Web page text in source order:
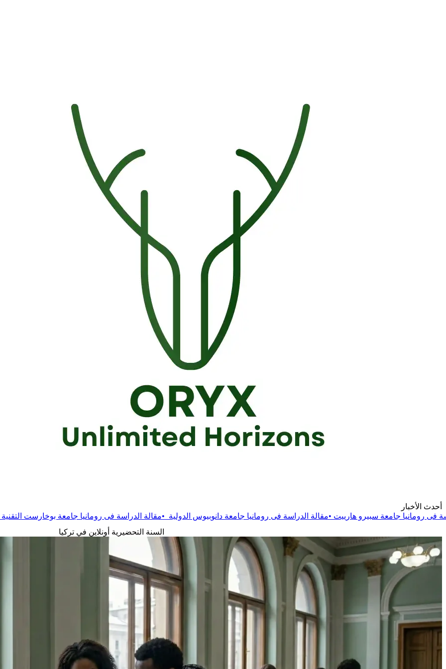
أحدث الأخبار
سبيرو هارييت •مقالة الدراسة فى رومانيا جامعة دانوبيوس الدولية •مقالة الدراسة فى رومانيا جامعة بوخارست التقنية •مقالة الدراسة في
السنة التحضيرية أونلاين في تركيا